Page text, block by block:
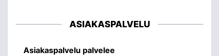
ASIAKASPALVELU
Asiakaspalvelu palvelee